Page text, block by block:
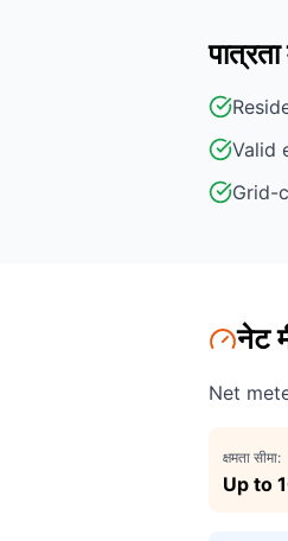
Valid
Grid-
नेट
Net
क्षमता सीमा:
Up to